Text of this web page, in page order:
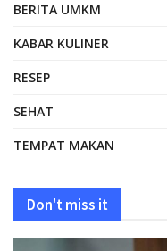
BERITA UMKM
KABAR KULINER
RESEP
SEHAT
TEMPAT MAKAN
Don't miss it